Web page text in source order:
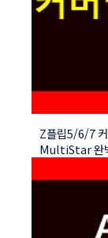
Z플립5/6/7
MultiStar 완